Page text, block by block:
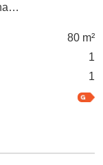
80 m²
1
1